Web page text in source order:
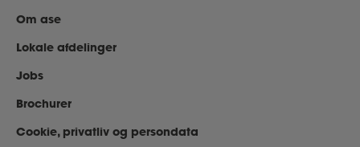
Om ase
Lokale afdelinger
Jobs
Brochurer
Cookie, privatliv og persondata